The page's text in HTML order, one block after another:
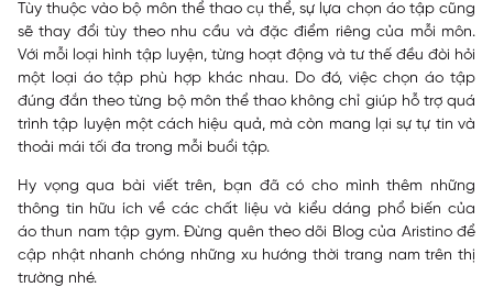
Tùy thuộc vào bộ môn thể thao cụ thể, sự lựa chọn áo tập cũng
sẽ thay đổi tùy theo nhu cầu và đặc điểm riêng của mỗi môn.
Với mỗi loại hình tập luyện, từng hoạt động và tư thế đều đòi hỏi
một loại áo tập phù hợp khác nhau. Do đó, việc chọn áo tập
đúng đắn theo từng bộ môn thể thao không chỉ giúp hỗ trợ quá
trình tập luyện một cách hiệu quả, mà còn mang lại sự tự tin và
thoải mái tối đa trong mỗi buổi tập.
Hy vọng qua bài viết trên, bạn đã có cho mình thêm những
thông tin hữu ích về các chất liệu và kiểu dáng phổ biến của
áo thun nam tập gym. Đừng quên theo dõi Blog của Aristino để
cập nhật nhanh chóng những xu hướng thời trang nam trên thị
trường nhé.